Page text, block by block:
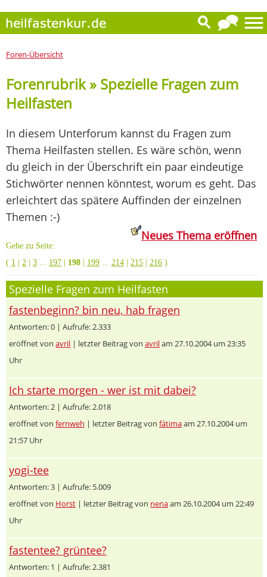
Foren-Übersicht
Forenrubrik » Spezielle Fragen zum
Heilfasten
In diesem Unterforum kannst du Fragen zum
Thema Heilfasten stellen. Es wäre schön, wenn
du gleich in der Überschrift ein paar eindeutige
Stichwörter nennen könntest, worum es geht. Das
erleichtert das spätere Auffinden der einzelnen
Themen :-)
Neues Thema eröffnen
Gehe zu Seite:
( 1 2 3 197 198 199 214 215 216 )
Spezielle Fragen zum Heilfasten
fastenbeginn? bin neu, hab fragen
Antworten: 0 | Aufrufe: 2.333
eröffnet von avril | letzter Beitrag von avrilam 27.10.2004 um 23:35
Uhr
Ich starte morgen - wer ist mit dabei?
Antworten: 2 | Aufrufe: 2.018
eröffnet von fernweh | letzter Beitrag von fátimaam 27.10.2004 um
21:57 Uhr
yogi-tee
Antworten: 3 | Aufrufe: 5.009
eröffnet von Horst | letzter Beitrag von nenaam 26.10.2004 um 22:49
Uhr
fastentee? grüntee?
Antworten: 1 | Aufrufe: 2.381